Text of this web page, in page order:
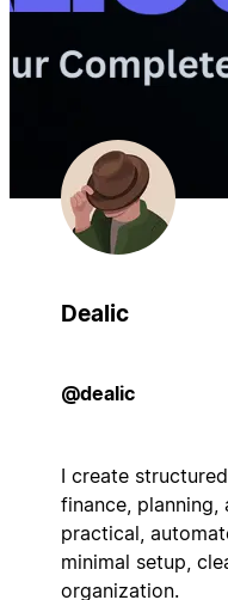
Dealic
@dealic
I create
finance,
practical,
minimal setup,
organization.